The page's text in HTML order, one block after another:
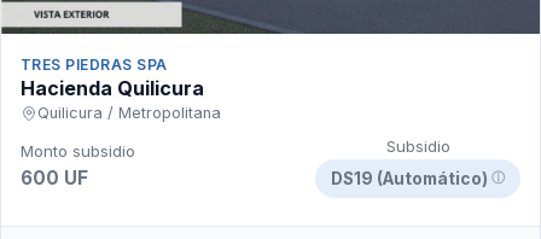
TRES PIEDRAS SPA
Hacienda Quilicura
Quilicura / Metropolitana
Monto subsidio
600 UF
Subsidio
DS19 (Automático) ⓘ